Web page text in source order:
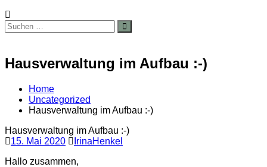
Suche
nach:
Suchen
Hausverwaltung im Aufbau :-)
Home
Uncategorized
Hausverwaltung im Aufbau :-)
Hausverwaltung im Aufbau :-)
15. Mai 2020
IrinaHenkel
Hallo zusammen,